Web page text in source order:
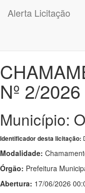
Alerta Licitação
Nº 2/2026
Município:
Identificador desta licitação:
Modalidade:
Órgão: Prefeitura
Abertura: 17/06/2026